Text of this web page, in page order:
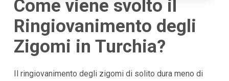
Come viene svolto il
Ringiovanimento degli
Zigomi in Turchia?
Il ringiovanimento degli zigomi di solito dura meno di